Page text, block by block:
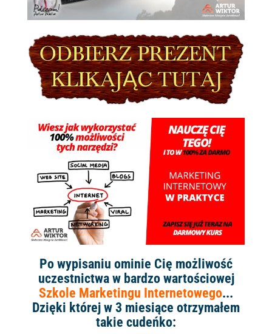
Po wypisaniu ominie Cię możliwość
uczestnictwa w bardzo wartościowej
Szkole Marketingu Internetowego...
Dzięki której w 3 miesiące otrzymałem
takie cudeńko: